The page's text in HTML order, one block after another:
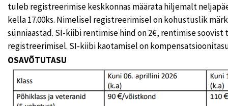
tuleb registreerimise keskkonnas määrata hiljemalt
kella 17.00ks. Nimelisel registreerimisel on kohustuslik
sünniaastad. SI-kiibi rentimise hind on 2€, rentimise
registreerimisel. SI-kiibi kaotamisel on kompensatsioonitasu
OSAVÕTUTASU